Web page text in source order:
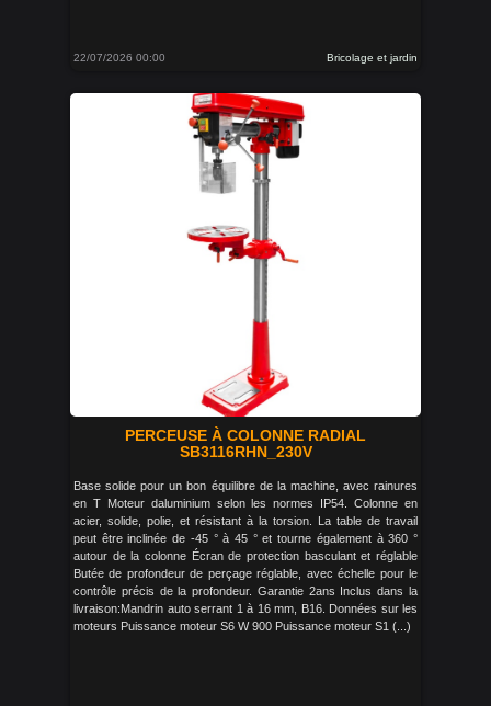
22/07/2026 00:00 Bricolage et jardin
PERCEUSE À COLONNE RADIAL
SB3116RHN_230V
Base solide pour un bon équilibre de la machine, avec rainures
en T Moteur daluminium selon les normes IP54. Colonne en
acier, solide, polie, et résistant à la torsion. La table de travail
peut être inclinée de -45 ° à 45 ° et tourne également à 360 °
autour de la colonne Écran de protection basculant et réglable
Butée de profondeur de perçage réglable, avec échelle pour le
contrôle précis de la profondeur. Garantie 2ans Inclus dans la
livraison:Mandrin auto serrant 1 à 16 mm, B16. Données sur les
moteurs Puissance moteur S6 W 900 Puissance moteur S1 (...)